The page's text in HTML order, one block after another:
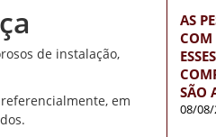
de instalação,
em
AS
COM
SÃO
08/08/